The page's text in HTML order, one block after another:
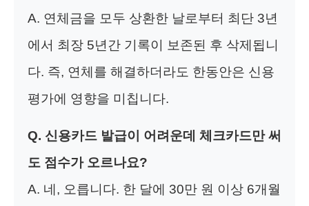
A. 연체금을 모두 상환한 날로부터 최단 3년
에서 최장 5년간 기록이 보존된 후 삭제됩니
다. 즉, 연체를 해결하더라도 한동안은 신용
평가에 영향을 미칩니다.
Q. 신용카드 발급이 어려운데 체크카드만 써
도 점수가 오르나요?
A. 네, 오릅니다. 한 달에 30만 원 이상 6개월